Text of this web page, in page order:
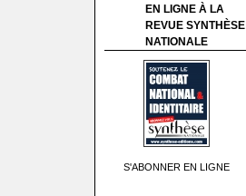
EN LIGNE À LA
REVUE SYNTHÈSE
NATIONALE
S'ABONNER EN LIGNE